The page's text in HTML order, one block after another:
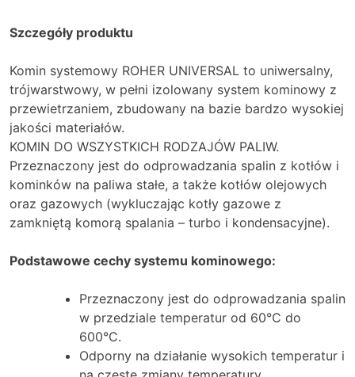
Szczegóły produktu
Komin systemowy ROHER UNIVERSAL to uniwersalny,
trójwarstwowy, w pełni izolowany system kominowy z
przewietrzaniem, zbudowany na bazie bardzo wysokiej
jakości materiałów.
KOMIN DO WSZYSTKICH RODZAJÓW PALIW.
Przeznaczony jest do odprowadzania spalin z kotłów i
kominków na paliwa stałe, a także kotłów olejowych
oraz gazowych (wykluczając kotły gazowe z
zamkniętą komorą spalania – turbo i kondensacyjne).
Podstawowe cechy systemu kominowego:
Przeznaczony jest do odprowadzania spalin
w przedziale temperatur od 60°C do
600°C.
Odporny na działanie wysokich temperatur i